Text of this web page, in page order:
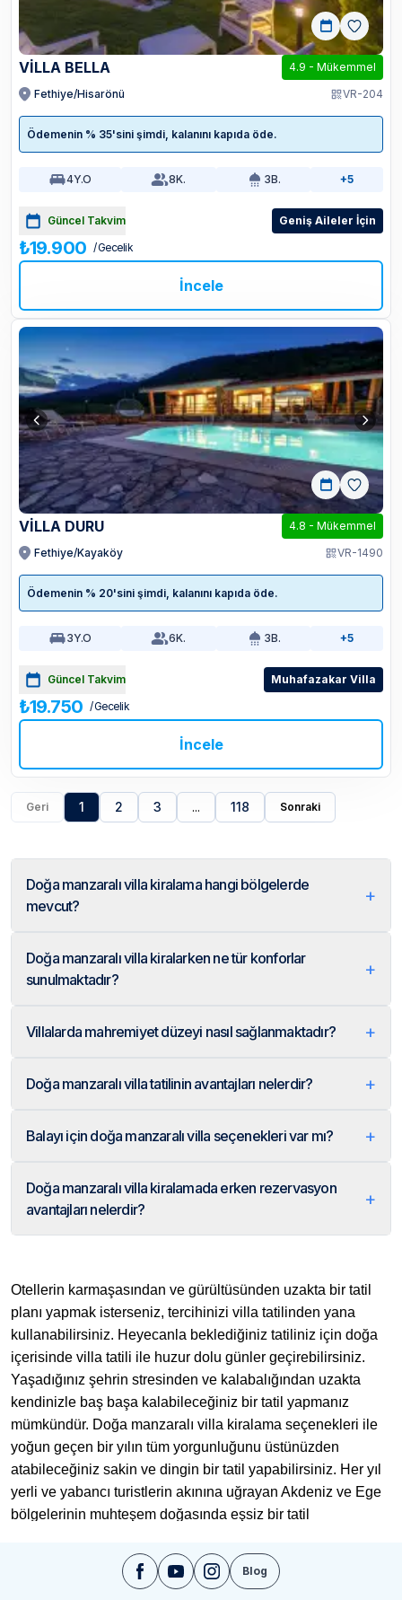
VİLLA BELLA 4.9 - Mükemmel
Fethiye/Hisarönü
VR-204
Ödemenin % 35'sini şimdi, kalanını kapıda öde.
4Y.O 8K. 3B. +5
Güncel Takvim Geniş Aileler İçin
₺19.900 / Gecelik
İncele
VİLLA DURU 4.8 - Mükemmel
Fethiye/Kayaköy
VR-1490
Ödemenin % 20'sini şimdi, kalanını kapıda öde.
3Y.O 6K. 3B. +5
Güncel Takvim Muhafazakar Villa
₺19.750 / Gecelik
İncele
Geri 1 2 3 ... 118 Sonraki
Doğa manzaralı villa kiralama hangi bölgelerde
mevcut?
+
Doğa manzaralı villa kiralarken ne tür konforlar
sunulmaktadır?
+
Villalarda mahremiyet düzeyi nasıl sağlanmaktadır? +
Doğa manzaralı villa tatilinin avantajları nelerdir? +
Balayı için doğa manzaralı villa seçenekleri var mı? +
Doğa manzaralı villa kiralamada erken rezervasyon
avantajları nelerdir?
+
Otellerin karmaşasından ve gürültüsünden uzakta bir tatil
planı yapmak isterseniz, tercihinizi villa tatilinden yana
kullanabilirsiniz. Heyecanla beklediğiniz tatiliniz için doğa
içerisinde villa tatili ile huzur dolu günler geçirebilirsiniz.
Yaşadığınız şehrin stresinden ve kalabalığından uzakta
kendinizle baş başa kalabileceğiniz bir tatil yapmanız
mümkündür. Doğa manzaralı villa kiralama seçenekleri ile
yoğun geçen bir yılın tüm yorgunluğunu üstünüzden
atabileceğiniz sakin ve dingin bir tatil yapabilirsiniz. Her yıl
yerli ve yabancı turistlerin akınına uğrayan Akdeniz ve Ege
bölgelerinin muhteşem doğasında eşsiz bir tatil
ailenizle birlikte harika vakit geçirmek için doğa manzaralı
kiralık villa ideal bir tatil seçeneği olacaktır.
Blog